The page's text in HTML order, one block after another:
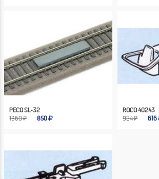
PECO SL-32
1360 ₽
850
ROCO 40243
924 ₽
616